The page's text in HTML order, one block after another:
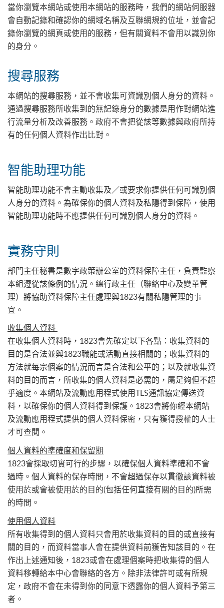
當你瀏覽本網站或使用本網站的服務時，我們的網站伺服器
會自動記錄和確認你的網域名稱及互聯網規約位址，並會記
錄你瀏覽的網頁或使用的服務，但有關資料不會用以識別你
的身分。
搜尋服務
本網站的搜尋服務，並不會收集可資識別個人身分的資料。
通過搜尋服務所收集到的無記錄身分的數據是用作對網站進
行流量分析及改善服務。政府不會把從該等數據與政府所持
有的任何個人資料作出比對。
智能助理功能
智能助理功能不會主動收集及／或要求你提供任何可識別個
人身分的資料。為確保你的個人資料及私隱得到保障，使用
智能助理功能時不應提供任何可識別個人身分的資料。
實務守則
部門主任秘書是數字政策辦公室的資料保障主任，負責監察
本組遵從該條例的情況。總行政主任（聯絡中心及變革管
理）將協助資料保障主任處理與1823有關私隱管理的事
宜。
收集個人資料
在收集個人資料時，1823會先確定以下各點：收集資料的
目的是合法並與1823職能或活動直接相關的；收集資料的
方法就每宗個案的情況而言是合法和公平的；以及就收集資
料的目的而言，所收集的個人資料是必需的，屬足夠但不超
乎適度。本網站及流動應用程式使用TLS通訊協定傳送資
料，以確保你的個人資料得到保護。1823會將你經本網站
及流動應用程式提供的個人資料保密，只有獲得授權的人士
才可查閱。
個人資料的準確度和保留期
1823會採取切實可行的步驟，以確保個人資料準確和不會
過時。個人資料的保存時間，不會超過保存以貫徹該資料被
使用於或會被使用於的目的(包括任何直接有關的目的)所需
的時間。
使用個人資料
所有收集得到的個人資料只會用於收集資料的目的或直接有
關的目的，而資料當事人會在提供資料前獲告知該目的。在
作出上述通知後，1823或會在處理個案時把收集得的個人
資料移轉給本中心會聯絡的各方。除非法律許可或有所規
定，政府不會在未得到你的同意下透露你的個人資料予第三
者。